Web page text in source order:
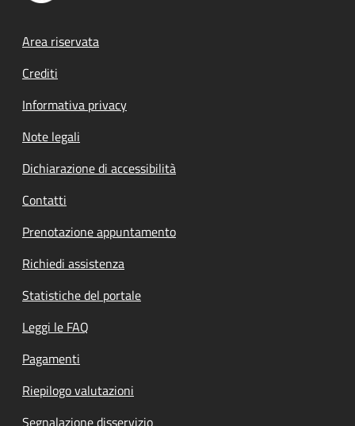
Footer menu
Area riservata
Crediti
Informativa privacy
Note legali
Dichiarazione di accessibilità
Contatti
Prenotazione appuntamento
Richiedi assistenza
Statistiche del portale
Leggi le FAQ
Pagamenti
Riepilogo valutazioni
Segnalazione disservizio